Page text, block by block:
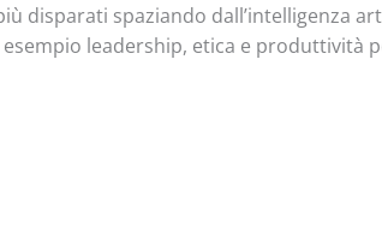
disparati spaziando dall’intelligenza
leadership, etica e produttività